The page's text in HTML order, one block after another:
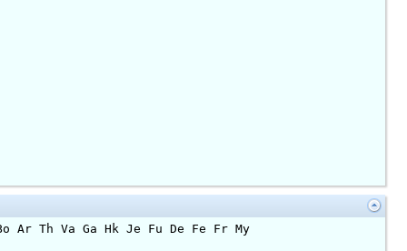
Va Ga Hk Je Fu De Fe Fr My